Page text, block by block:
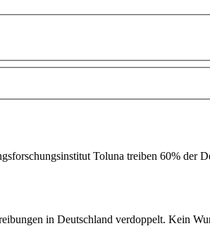
Toluna treiben 60% der
in Deutschland verdoppelt. Kein